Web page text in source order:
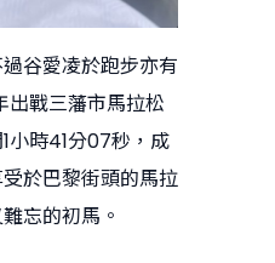
谷愛凌於跑步亦有
出戰三藩市馬拉松
小時41分07秒，成
於巴黎街頭的馬拉
忘的初馬。